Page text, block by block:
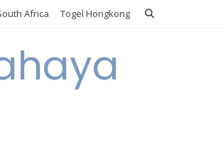
Africa Togel Hongkong